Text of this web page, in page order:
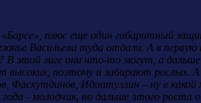
плюс еще один габаритный
Васильева туда отдали. А в первую
В этой лиге они что-то могут, а
поэтому и забирают рослых.
Фасхутдинов, Идиатуллин – ну в
- молодчик, но дальше этого роста